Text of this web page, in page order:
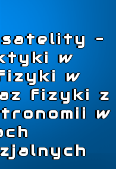
satelity –
w
w
fizyki z
w